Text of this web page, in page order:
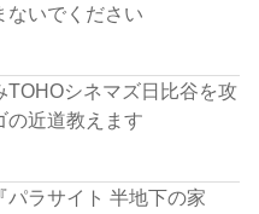
ないでください
TOHOシネマズ日比谷を攻
近道教えます
パラサイト 半地下の家